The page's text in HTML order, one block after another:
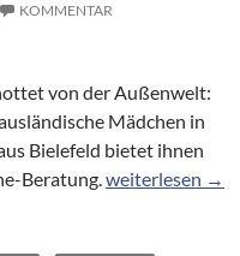
KOMMENTAR
von der Außenwelt:
Mädchen in
Bielefeld bietet ihnen
Beratung.Online-Hilfe bei
weiterlesen →